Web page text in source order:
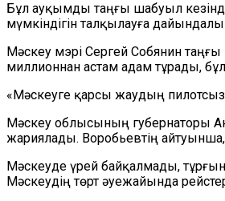
Бұл ауқымды таңғы шабуыл
мүмкіндігін талқылауға
Мәскеу мэрі Сергей Собянин
миллионнан астам адам тұрады, бұл
«Мәскеуге қарсы жаудың
Мәскеу облысының губернаторы
жариялады. Воробьевтің
Мәскеуде үрей байқалмады,
Мәскеудің төрт әуежайында